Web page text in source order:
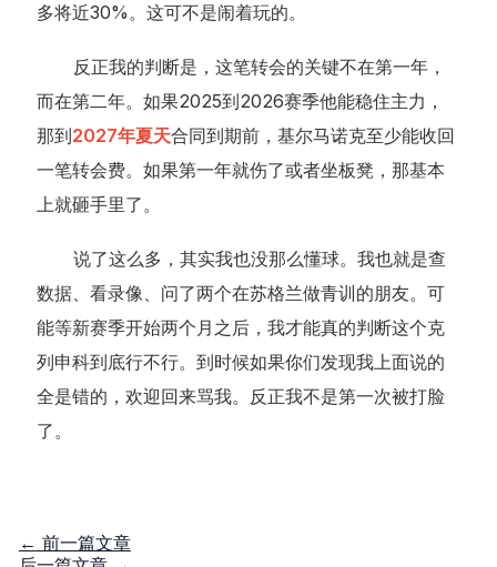
多将近30%。这可不是闹着玩的。
反正我的判断是，这笔转会的关键不在第一年，
而在第二年。如果2025到2026赛季他能稳住主力，
那到2027年夏天合同到期前，基尔马诺克至少能收回
一笔转会费。如果第一年就伤了或者坐板凳，那基本
上就砸手里了。
说了这么多，其实我也没那么懂球。我也就是查
数据、看录像、问了两个在苏格兰做青训的朋友。可
能等新赛季开始两个月之后，我才能真的判断这个克
列申科到底行不行。到时候如果你们发现我上面说的
全是错的，欢迎回来骂我。反正我不是第一次被打脸
了。
← 前一篇文章